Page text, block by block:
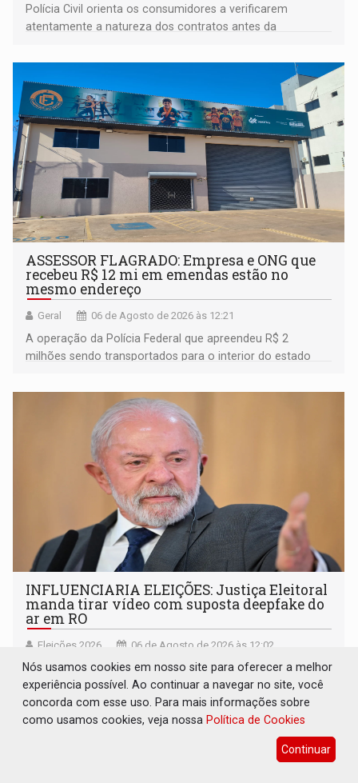
Polícia Civil orienta os consumidores a verificarem
atentamente a natureza dos contratos antes da
ASSESSOR FLAGRADO: Empresa e ONG que
recebeu R$ 12 mi em emendas estão no
mesmo endereço
Geral 06 de Agosto de 2026 às 12:21
A operação da Polícia Federal que apreendeu R$ 2
milhões sendo transportados para o interior do estado
ligação do suspeito com um deputado federal do União
Brasil por Rondônia
INFLUENCIARIA ELEIÇÕES: Justiça Eleitoral
manda tirar vídeo com suposta deepfake do
ar em RO
Eleições 2026 06 de Agosto de 2026 às 12:02
Liminar determina remoção imediata do conteúdo,
bloqueio da mídia em todas as plataformas e
identificação do autor da publicação
Nós usamos cookies em nosso site para oferecer a melhor
experiência possível. Ao continuar a navegar no site, você
concorda com esse uso. Para mais informações sobre
como usamos cookies, veja nossa Política de Cookies
Continuar